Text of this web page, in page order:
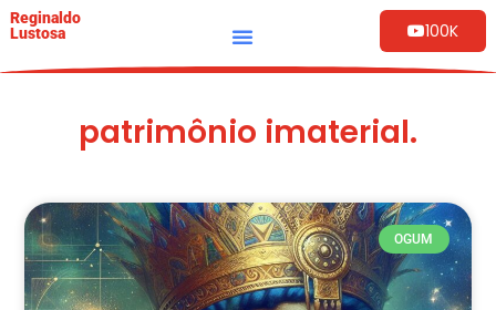
Reginaldo
Lustosa
100K
patrimônio imaterial.
OGUM